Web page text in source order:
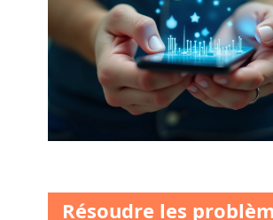
Résoudre les